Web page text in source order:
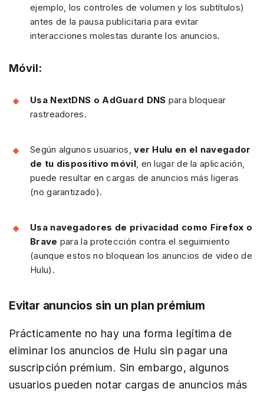
ejemplo, los controles de volumen y los subtítulos)
antes de la pausa publicitaria para evitar
interacciones molestas durante los anuncios.
Móvil:
Usa NextDNS o AdGuard DNS para bloquear
rastreadores.
Según algunos usuarios, ver Hulu en el navegador
de tu dispositivo móvil, en lugar de la aplicación,
puede resultar en cargas de anuncios más ligeras
(no garantizado).
Usa navegadores de privacidad como Firefox o
Brave para la protección contra el seguimiento
(aunque estos no bloquean los anuncios de video de
Hulu).
Evitar anuncios sin un plan prémium
Prácticamente no hay una forma legítima de
eliminar los anuncios de Hulu sin pagar una
suscripción prémium. Sin embargo, algunos
usuarios pueden notar cargas de anuncios más